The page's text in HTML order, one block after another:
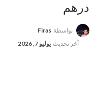
درهم
بواسطة Firas
آخر تحديث يوليو 7, 2026